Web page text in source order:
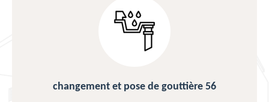
changement et pose de gouttière 56